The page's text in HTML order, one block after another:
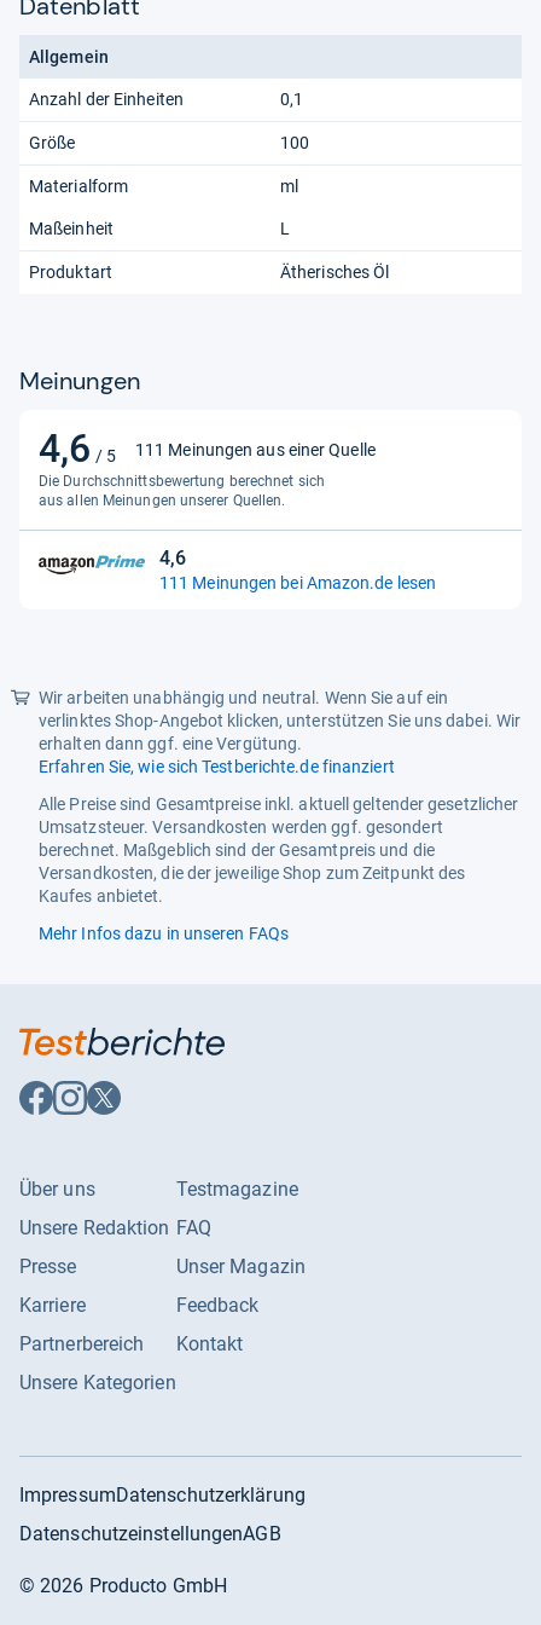
Datenblatt
Allgemein
Anzahl der Einheiten 0,1
Größe 100
Materialform ml
Maßeinheit L
Produktart Ätherisches Öl
Meinungen
4,6 / 5
4,6
von
5
Sternen
111 Meinungen aus einer Quelle
Die Durchschnittsbewertung berechnet sich
aus allen Meinungen unserer Quellen.
4,6
4,6
von
111 Meinungen bei Amazon.de lesen
Wir arbeiten unabhängig und neutral. Wenn Sie auf ein
verlinktes Shop-Angebot klicken, unterstützen Sie uns dabei. Wir
erhalten dann ggf. eine Vergütung.
Erfahren Sie, wie sich Testberichte.de finanziert
Alle Preise sind Gesamtpreise inkl. aktuell geltender gesetzlicher
Umsatzsteuer. Versandkosten werden ggf. gesondert
berechnet. Maßgeblich sind der Gesamtpreis und die
Versandkosten, die der jeweilige Shop zum Zeitpunkt des
Kaufes anbietet.
Mehr Infos dazu in unseren FAQs
Auf
Facebook
Auf
Instagram
Auf
X
Über uns
Unsere Redaktion
Presse
Karriere
Partnerbereich
Unsere Kategorien
Testmagazine
FAQ
Unser Magazin
Feedback
Kontakt
ImpressumDatenschutzerklärung
DatenschutzeinstellungenAGB
©2026 Producto GmbH